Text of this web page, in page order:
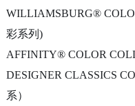
WILLIAMSBURG®
彩系列)
AFFINITY® COLOR
DESIGNER CLASSICS
系）